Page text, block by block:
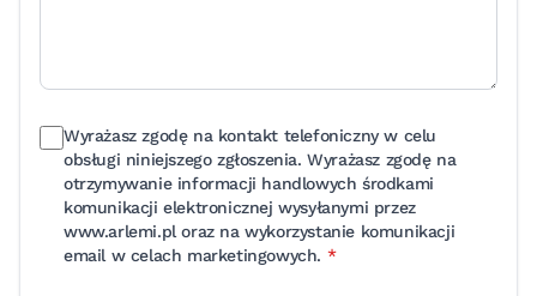
Wyrażasz zgodę na kontakt telefoniczny w celu
obsługi niniejszego zgłoszenia. Wyrażasz zgodę na
otrzymywanie informacji handlowych środkami
komunikacji elektronicznej wysyłanymi przez
www.arlemi.pl oraz na wykorzystanie komunikacji
email w celach marketingowych. *wymagane